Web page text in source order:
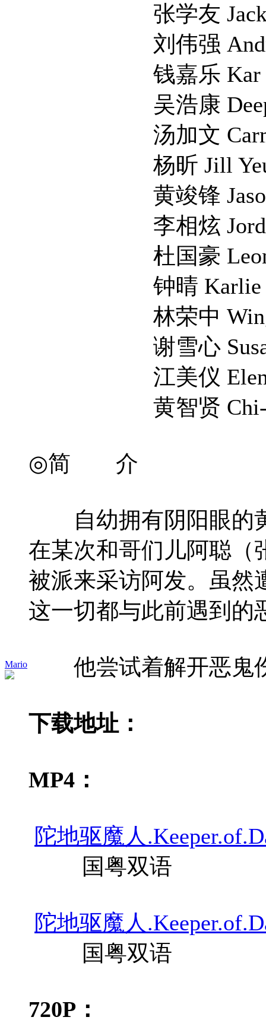
Mario
张学友 Jacky
刘伟强
钱嘉乐 Kar
吴浩康 Deep
汤加文
杨昕 Jill
黄竣锋 Jason
李相炫 Jordan
杜国豪 Leon
钟晴 Karlie
林荣中 Wing
谢雪心 Susan
江美仪 Elena
黄智贤 Chi-yin
◎简 介
自幼拥有阴阳眼的黄
在某次和哥们儿阿聪（
被派来采访阿发。虽然
这一切都与此前遇到的
他尝试着解开恶鬼
下载地址：
MP4：
陀地驱魔人
国粤双语
陀地驱魔人
国粤双语
720P：